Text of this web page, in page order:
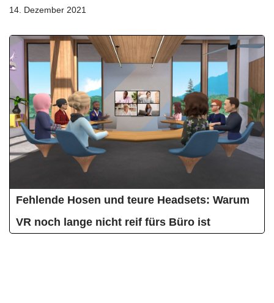
14. Dezember 2021
Fehlende Hosen und teure Headsets: Warum
VR noch lange nicht reif fürs Büro ist